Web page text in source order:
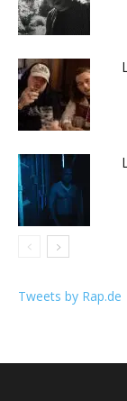
Tweets by Rap.de